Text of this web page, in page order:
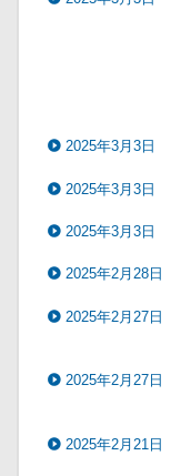
2025年3月3日
2025年3月3日
2025年3月3日
2025年2月28日
2025年2月27日
2025年2月27日
2025年2月21日